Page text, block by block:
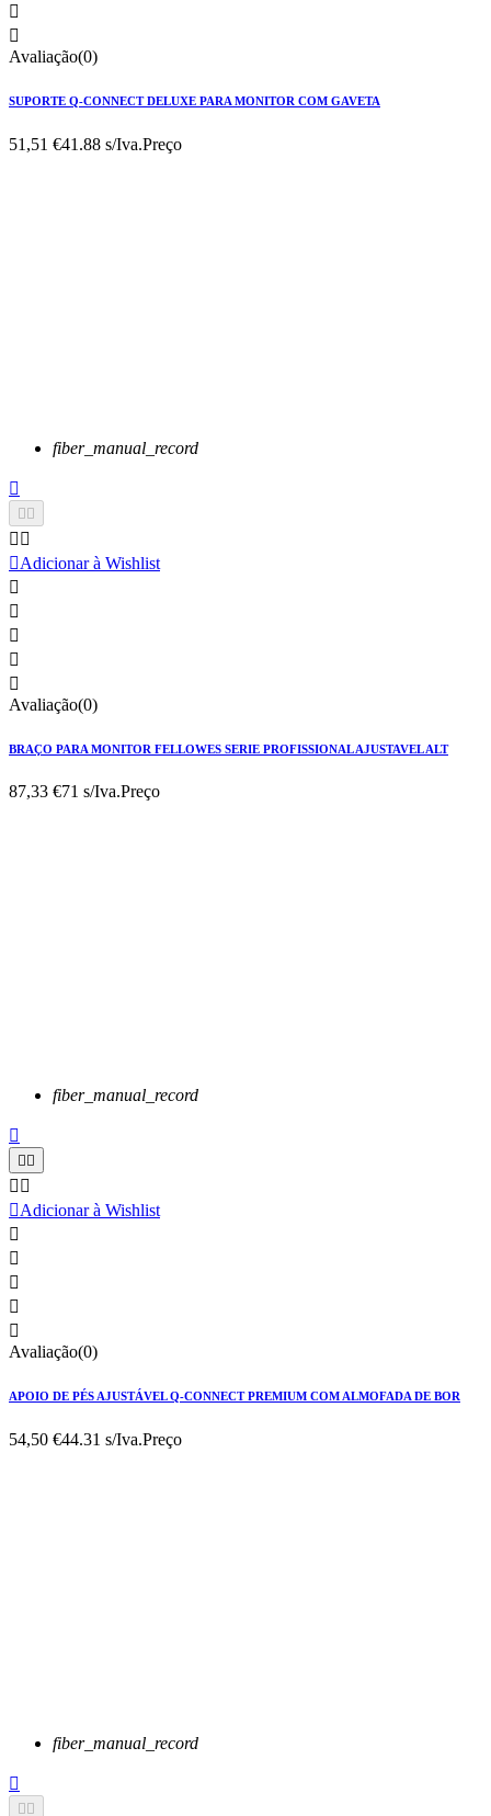


Avaliação(0)
SUPORTE Q-CONNECT DELUXE PARA MONITOR COM GAVETA
51,51 €41.88 s/Iva.Preço
fiber_manual_record


 
Adicionar à Wishlist





Avaliação(0)
BRAÇO PARA MONITOR FELLOWES SERIE PROFISSIONAL AJUSTAVEL ALT
87,33 €71 s/Iva.Preço
fiber_manual_record

 
 
Adicionar à Wishlist





Avaliação(0)
APOIO DE PÉS AJUSTÁVEL Q-CONNECT PREMIUM COM ALMOFADA DE BOR
54,50 €44.31 s/Iva.Preço
fiber_manual_record

 